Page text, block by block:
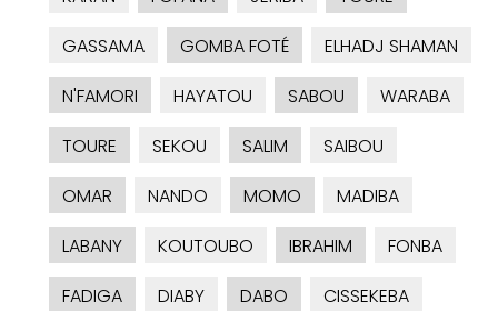
GASSAMA
GOMBA FOTÉ
ELHADJ SHAMAN
N'FAMORI
HAYATOU SABOU
WARABA
TOURE
SEKOU SALIM
SAIBOU
OMAR
NANDO MOMO
MADIBA
LABANY
KOUTOUBO IBRAHIM
FONBA
FADIGA
DIABY DABO
CISSEKEBA